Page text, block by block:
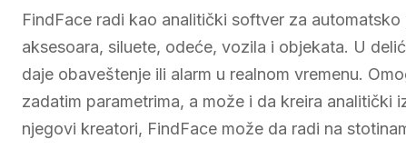
FindFace radi kao analitički softver za
aksesoara, siluete, odeće, vozila i objekata. U
daje obaveštenje ili alarm u realnom vremenu.
zadatim parametrima, a može i da kreira
njegovi kreatori, FindFace može da radi na